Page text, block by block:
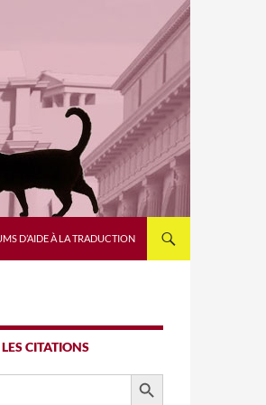
D’AIDE À LA TRADUCTION
CITATIONS
SEARCH BUTTON